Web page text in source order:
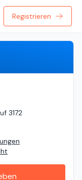
Registrieren
3172